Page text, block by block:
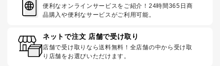
便利なオンラインサービスをご紹介！24時間365日商
品購入や便利なサービスがご利用可能。
ネットで注文 店舗で受け取り
店舗で受け取りなら送料無料！全店舗の中から受け取
り店舗をお選びいただけます。